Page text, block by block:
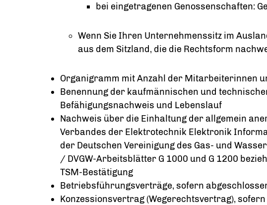
bei eingetragenen Genossenschaften:
Wenn Sie Ihren Unternehmenssitz im
aus dem Sitzland, die die Rechtsform
Organigramm mit Anzahl der Mitarbeiterinnen
Benennung der kaufmännischen und
Befähigungsnachweis und Lebenslauf
Nachweis über die Einhaltung der allgemein
Verbandes der Elektrotechnik Elektronik
der Deutschen Vereinigung des Gas- und
/ DVGW-Arbeitsblätter G 1000 und G 1200
TSM-Bestätigung
Betriebsführungsverträge, sofern
Konzessionsvertrag (Wegerechtsvertrag),